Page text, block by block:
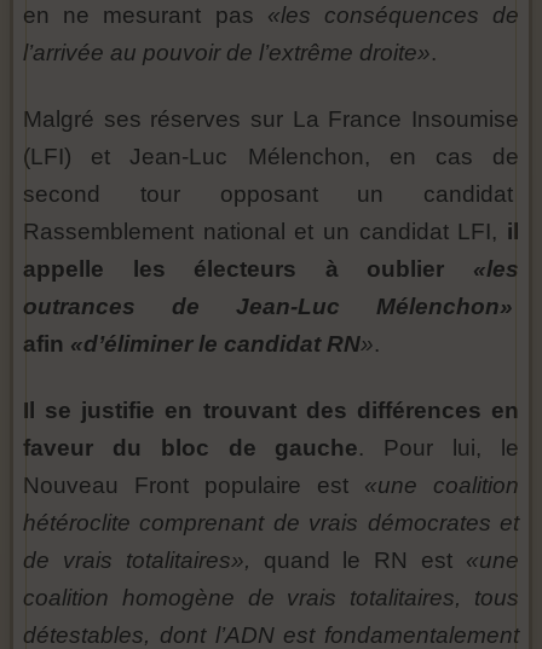
en ne mesurant pas «les conséquences de
l’arrivée au pouvoir de l’extrême droite».
Malgré ses réserves sur La France Insoumise
(LFI) et Jean-Luc Mélenchon, en cas de
second tour opposant un candidat
Rassemblement national et un candidat LFI, il
appelle les électeurs à oublier «les
outrances de Jean-Luc Mélenchon»
afin «d’éliminer le candidat RN».
Il se justifie en trouvant des différences en
faveur du bloc de gauche. Pour lui, le
Nouveau Front populaire est «une coalition
hétéroclite comprenant de vrais démocrates et
de vrais totalitaires», quand le RN est «une
coalition homogène de vrais totalitaires, tous
détestables, dont l’ADN est fondamentalement